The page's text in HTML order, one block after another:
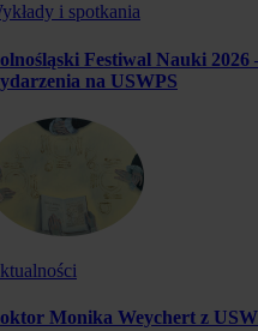
i spotkania
Festiwal Nauki 2026
na USWPS
Monika Weychert z